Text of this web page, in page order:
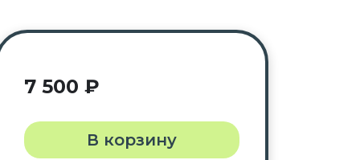
7 500 ₽
В корзину